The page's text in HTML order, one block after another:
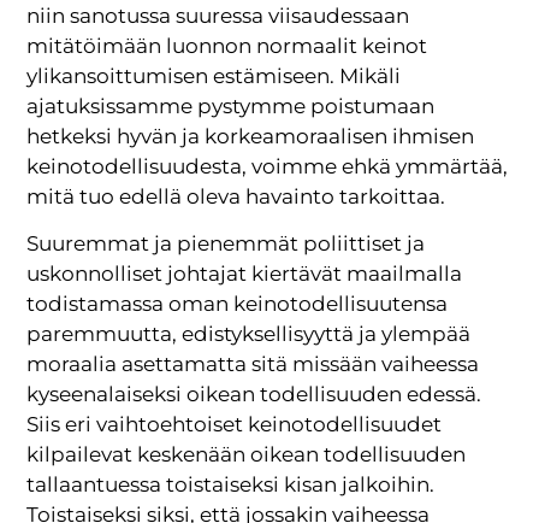
niin sanotussa suuressa viisaudessaan
mitätöimään luonnon normaalit keinot
ylikansoittumisen estämiseen. Mikäli
ajatuksissamme pystymme poistumaan
hetkeksi hyvän ja korkeamoraalisen ihmisen
keinotodellisuudesta, voimme ehkä ymmärtää,
mitä tuo edellä oleva havainto tarkoittaa.
Suuremmat ja pienemmät poliittiset ja
uskonnolliset johtajat kiertävät maailmalla
todistamassa oman keinotodellisuutensa
paremmuutta, edistyksellisyyttä ja ylempää
moraalia asettamatta sitä missään vaiheessa
kyseenalaiseksi oikean todellisuuden edessä.
Siis eri vaihtoehtoiset keinotodellisuudet
kilpailevat keskenään oikean todellisuuden
tallaantuessa toistaiseksi kisan jalkoihin.
Toistaiseksi siksi, että jossakin vaiheessa